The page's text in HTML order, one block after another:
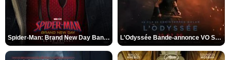
Spider-Man: Brand New Day Bande-annonce VO STFR L'Odyssée Bande-annonce VO STFR